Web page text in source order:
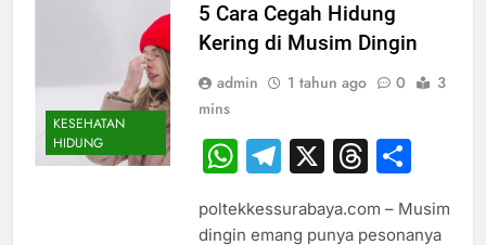
KESEHATAN
HIDUNG
5 Cara Cegah Hidung
Kering di Musim Dingin
admin 1 tahun ago 0
3
mins
WhatsApp
Telegram
X
poltekkessurabaya.com – Musim
dingin emang punya pesonanya